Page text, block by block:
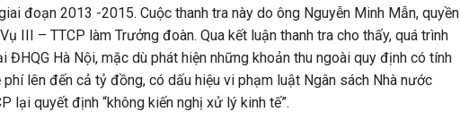
đoạn 2013 -2015. Cuộc thanh tra này do ông Nguyễn Minh Mẫn, quyền
III – TTCP làm Trưởng đoàn. Qua kết luận thanh tra cho thấy, quá trình
ĐHQG Hà Nội, mặc dù phát hiện những khoản thu ngoài quy định có tính
phí lên đến cả tỷ đồng, có dấu hiệu vi phạm luật Ngân sách Nhà nước
lại quyết định “không kiến nghị xử lý kinh tế”.